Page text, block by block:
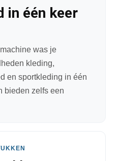
in één keer
was je
kleding,
en sportkleding in één
bieden zelfs een